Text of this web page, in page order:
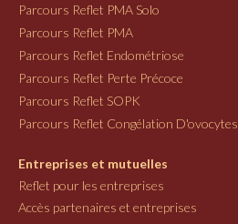
Parcours Reflet PMA Solo
Parcours Reflet PMA
Parcours Reflet Endométriose
Parcours Reflet Perte Précoce
Parcours Reflet SOPK
Parcours Reflet Congélation D'ovocytes
Entreprises et mutuelles
Reflet pour les entreprises
Accès partenaires et entreprises